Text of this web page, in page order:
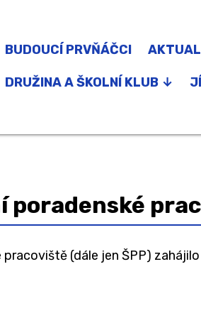
BUDOUCÍ PRVŇÁČCI
DRUŽINA A ŠKOLNÍ KLUB ↓
poradenské
pracoviště (dále jen ŠPP)